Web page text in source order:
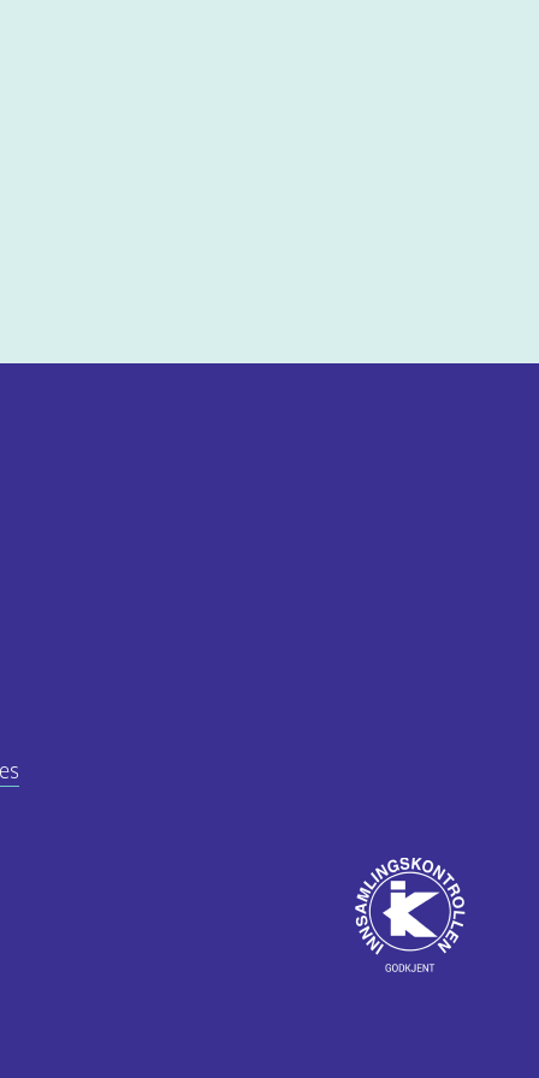
Godkjent
av